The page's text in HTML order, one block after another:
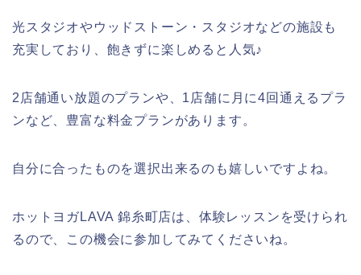
光スタジオやウッドストーン・スタジオなどの施設も
充実しており、飽きずに楽しめると人気♪
2店舗通い放題のプランや、1店舗に月に4回通えるプラ
ンなど、豊富な料金プランがあります。
自分に合ったものを選択出来るのも嬉しいですよね。
ホットヨガLAVA 錦糸町店は、体験レッスンを受けられ
るので、この機会に参加してみてくださいね。